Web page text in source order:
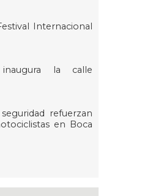
Internacional
la calle
refuerzan
en Boca